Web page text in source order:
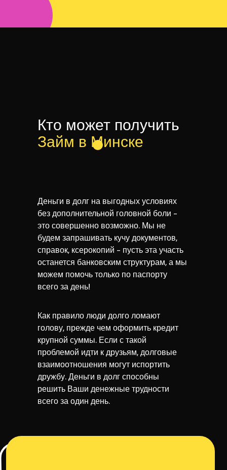
Кто может получить
Займ в Минске
Как правило люди долго ломают
голову, прежде чем оформить кредит
крупной суммы. Если с такой
проблемой идти к друзьям, долговые
взаимоотношения могут испортить
дружбу. Деньги в долг способны
решить Ваши денежные трудности
всего за один день.
Деньги в долг на выгодных условиях
без дополнительной головной боли -
это совершенно возможно. Мы не
будем запрашивать кучу документов,
справок, ксерокопий - пусть эта участь
останется банковским структурам, а мы
можем помочь только по паспорту
всего за день!